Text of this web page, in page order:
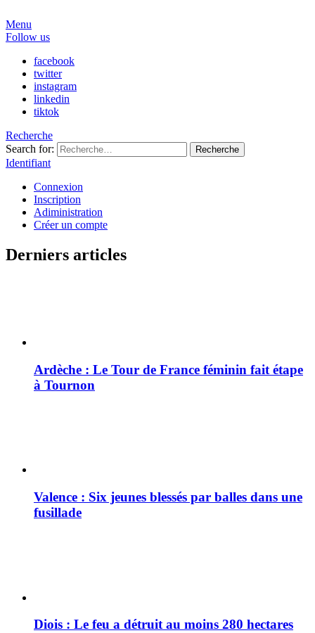
Menu
Follow us
facebook
twitter
instagram
linkedin
tiktok
Recherche
Search for:
Recherche
Identifiant
Connexion
Inscription
Adiministration
Créer un compte
Derniers articles
Ardèche : Le Tour de France féminin fait étape
à Tournon
Valence : Six jeunes blessés par balles dans une
fusillade
Diois : Le feu a détruit au moins 280 hectares